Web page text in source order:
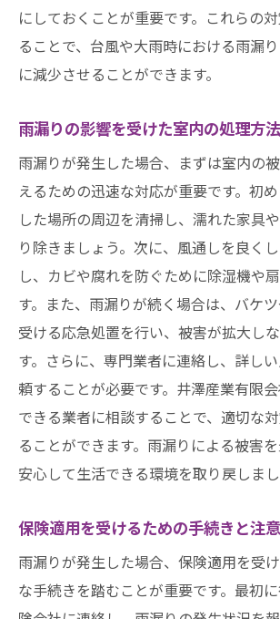
にしておくことが重要です。これらの
ることで、台風や大雨時における雨漏
に減少させることができます。
雨漏りの影響を受けた室内の処理方法
雨漏りが発生した場合、まずは室内の
えるための迅速な対応が重要です。初
した場所の周辺を清掃し、濡れた家具
り除きましょう。次に、風通しを良く
し、カビや腐れを防ぐために除湿機や
す。また、雨漏りが続く場合は、バケ
受ける応急処置を行い、被害が拡大し
す。さらに、専門業者に連絡し、詳し
頼することが必要です。井澤産業有限
できる業者に相談することで、適切な
ることができます。雨漏りによる被害を
安心して生活できる環境を取り戻しまし
保険適用を受けるための手続きと注
雨漏りが発生した場合、保険適用を受け
な手続きを踏むことが重要です。最初に